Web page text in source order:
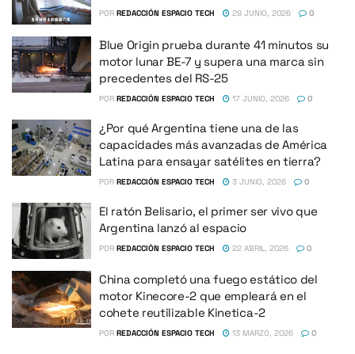
POR REDACCIÓN ESPACIO TECH 29 JUNIO, 2026 0
Blue Origin prueba durante 41 minutos su
motor lunar BE-7 y supera una marca sin
precedentes del RS-25
POR REDACCIÓN ESPACIO TECH 17 JUNIO, 2026 0
¿Por qué Argentina tiene una de las
capacidades más avanzadas de América
Latina para ensayar satélites en tierra?
POR REDACCIÓN ESPACIO TECH 3 JUNIO, 2026 0
El ratón Belisario, el primer ser vivo que
Argentina lanzó al espacio
POR REDACCIÓN ESPACIO TECH 22 ABRIL, 2026 0
China completó una fuego estático del
motor Kinecore-2 que empleará en el
cohete reutilizable Kinetica-2
POR REDACCIÓN ESPACIO TECH 13 MARZO, 2026 0